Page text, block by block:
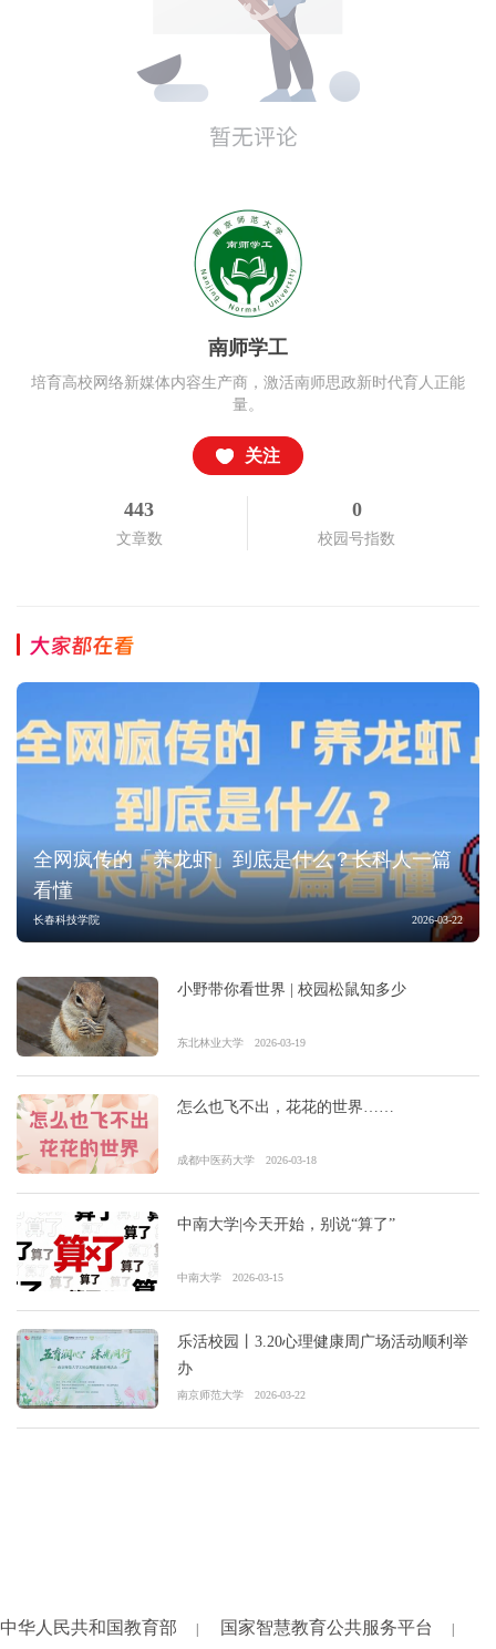
南师学工
培育高校网络新媒体内容生产商，激活南师思政新时代育人正能
量。
关注
443
文章数
0
校园号指数
大家都在看
全网疯传的「养龙虾」到底是什么？长科人一篇
看懂
长春科技学院 2026-03-22
小野带你看世界 | 校园松鼠知多少
东北林业大学 2026-03-19
怎么也飞不出，花花的世界……
成都中医药大学 2026-03-18
中南大学|今天开始，别说“算了”
中南大学 2026-03-15
乐活校园丨3.20心理健康周广场活动顺利举
办
南京师范大学 2026-03-22
中华人民共和国教育部 | 国家智慧教育公共服务平台 |